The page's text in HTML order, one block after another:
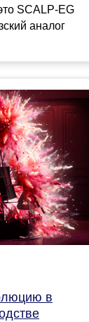
SCALP-EG
аналог
в